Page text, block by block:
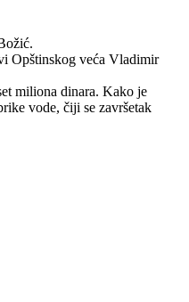
Opštinskog veća Vladimir
miliona dinara. Kako je
vode, čiji se završetak